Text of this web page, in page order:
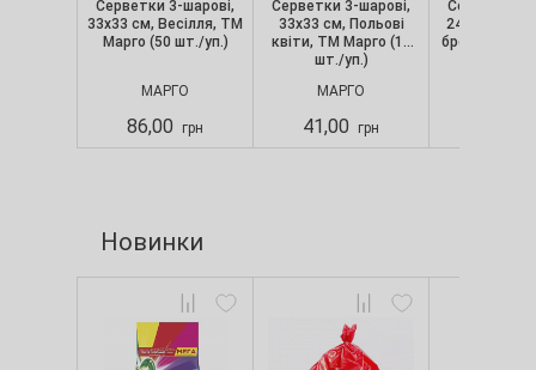
Серветки 3-шарові,
33х33 см, Весілля, ТМ
Марго (50 шт./уп.)
МАРГО
86,00 грн
Серветки 3-шарові,
33х33 см, Польові
квіти, ТМ Марго (18
шт./уп.)
МАРГО
41,00 грн
Серветки 3-
24х24 см,
бронза, ТМ
Новинки